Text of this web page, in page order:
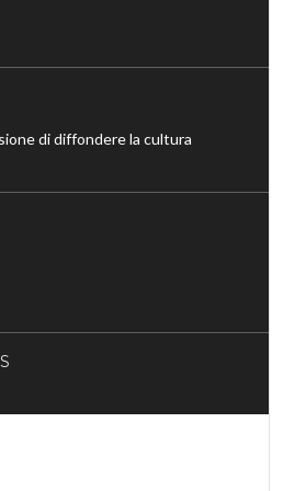
di diffondere la cultura